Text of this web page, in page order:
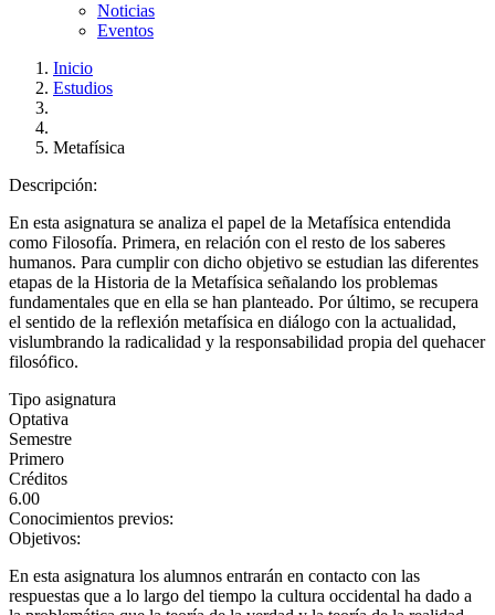
Noticias
Eventos
Inicio
Estudios
Metafísica
Descripción:
En esta asignatura se analiza el papel de la Metafísica entendida
como Filosofía. Primera, en relación con el resto de los saberes
humanos. Para cumplir con dicho objetivo se estudian las diferentes
etapas de la Historia de la Metafísica señalando los problemas
fundamentales que en ella se han planteado. Por último, se recupera
el sentido de la reflexión metafísica en diálogo con la actualidad,
vislumbrando la radicalidad y la responsabilidad propia del quehacer
filosófico.
Tipo asignatura
Optativa
Semestre
Primero
Créditos
6.00
Conocimientos previos:
Objetivos:
En esta asignatura los alumnos entrarán en contacto con las
respuestas que a lo largo del tiempo la cultura occidental ha dado a